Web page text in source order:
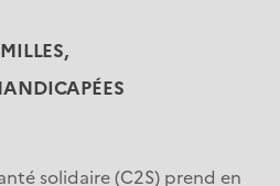
solidaire (C2S) prend en